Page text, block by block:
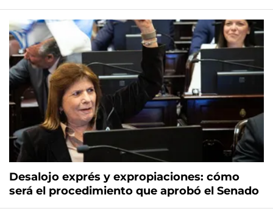
Desalojo exprés y expropiaciones: cómo
será el procedimiento que aprobó el Senado